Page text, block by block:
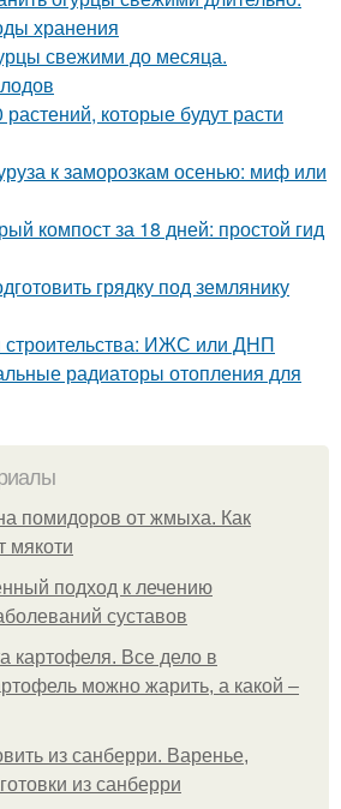
хранения
свежими до месяца.
которые будут расти
к заморозкам осенью: миф или
компост за 18 дней: простой гид
грядку под землянику
ИЖС или ДНП
радиаторы отопления для
помидоров от жмыха. Как
мякоти
подход к лечению
суставов
картофеля. Все дело в
можно жарить, а какой –
из санберри. Варенье,
из санберри